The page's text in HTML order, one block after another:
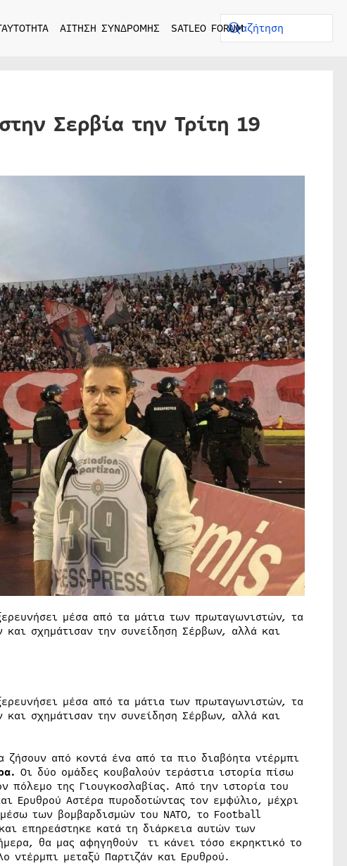
ΑΙΤΗΣΗ ΣΥΝΔΡΟΜΗΣ SATLEO FORUM
Σερβία την Τρίτη 19
μέσα από τα μάτια των πρωταγωνιστών, τα
και σχημάτισαν την συνείδηση Σέρβων, αλλά και
μέσα από τα μάτια των πρωταγωνιστών, τα
και σχημάτισαν την συνείδηση Σέρβων, αλλά και
από κοντά ένα από τα πιο διαβόητα ντέρμπι
Οι δύο ομάδες κουβαλούν τεράστια ιστορία πίσω
πόλεμο της Γιουγκοσλαβίας. Από την ιστορία του
Ερυθρού Αστέρα πυροδοτώντας τον εμφύλιο, μέχρι
των βομβαρδισμών του ΝΑΤΟ, το Football
επηρεάστηκε κατά τη διάρκεια αυτών των
θα μας αφηγηθούν τι κάνει τόσο εκρηκτικό το
ντέρμπι μεταξύ Παρτιζάν και Ερυθρού.